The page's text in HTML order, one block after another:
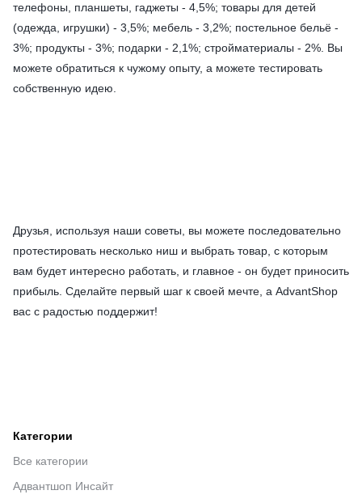
Категории
Все категории
Адвантшоп Инсайт
телефоны, планшеты, гаджеты - 4,5%; товары для детей
(одежда, игрушки) - 3,5%; мебель - 3,2%; постельное бельё -
3%; продукты - 3%; подарки - 2,1%; стройматериалы - 2%. Вы
можете обратиться к чужому опыту, а можете тестировать
собственную идею.
Друзья, используя наши советы, вы можете последовательно
протестировать несколько ниш и выбрать товар, с которым
вам будет интересно работать, и главное - он будет приносить
прибыль. Сделайте первый шаг к своей мечте, а AdvantShop
вас с радостью поддержит!